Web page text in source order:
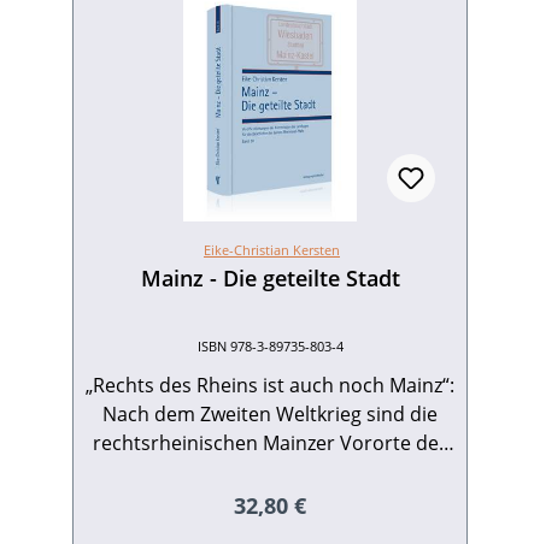
Eike-Christian Kersten
Mainz - Die geteilte Stadt
ISBN 978-3-89735-803-4
„Rechts des Rheins ist auch noch Mainz“:
Nach dem Zweiten Weltkrieg sind die
rechtsrheinischen Mainzer Vororte der
Wiesbaden zugeschlagen worden. Auch
Regulärer Preis:
32,80 €